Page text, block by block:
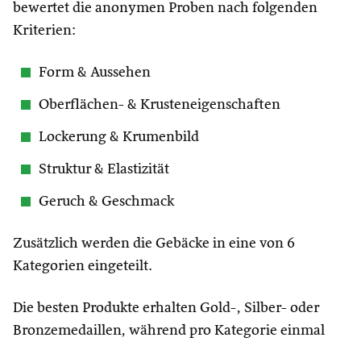
bewertet die anonymen Proben nach folgenden
Kriterien:
Form & Aussehen
Oberflächen- & Krusteneigenschaften
Lockerung & Krumenbild
Struktur & Elastizität
Geruch & Geschmack
Zusätzlich werden die Gebäcke in eine von 6
Kategorien eingeteilt.
Die besten Produkte erhalten Gold-, Silber- oder
Bronzemedaillen, während pro Kategorie einmal